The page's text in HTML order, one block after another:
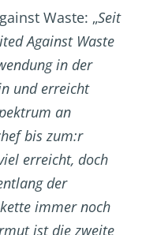
Waste: „Seit
Against Waste
in der
und erreicht
an
bis zum:r
erreicht, doch
der
immer noch
ist die zweite